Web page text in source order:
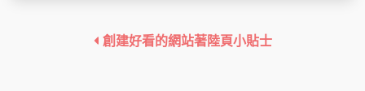
創建好看的網站著陸頁小貼士